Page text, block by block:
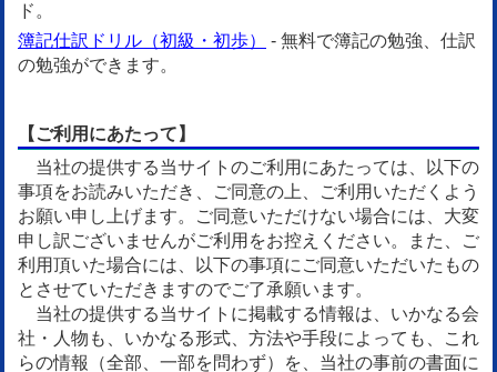
ド。
簿記仕訳ドリル（初級・初歩）
- 無料で簿記の勉強、仕訳
の勉強ができます。
【ご利用にあたって】
当社の提供する当サイトのご利用にあたっては、以下の
事項をお読みいただき、ご同意の上、ご利用いただくよう
お願い申し上げます。ご同意いただけない場合には、大変
申し訳ございませんがご利用をお控えください。また、ご
利用頂いた場合には、以下の事項にご同意いただいたもの
とさせていただきますのでご了承願います。
当社の提供する当サイトに掲載する情報は、いかなる会
社・人物も、いかなる形式、方法や手段によっても、これ
らの情報（全部、一部を問わず）を、当社の事前の書面に